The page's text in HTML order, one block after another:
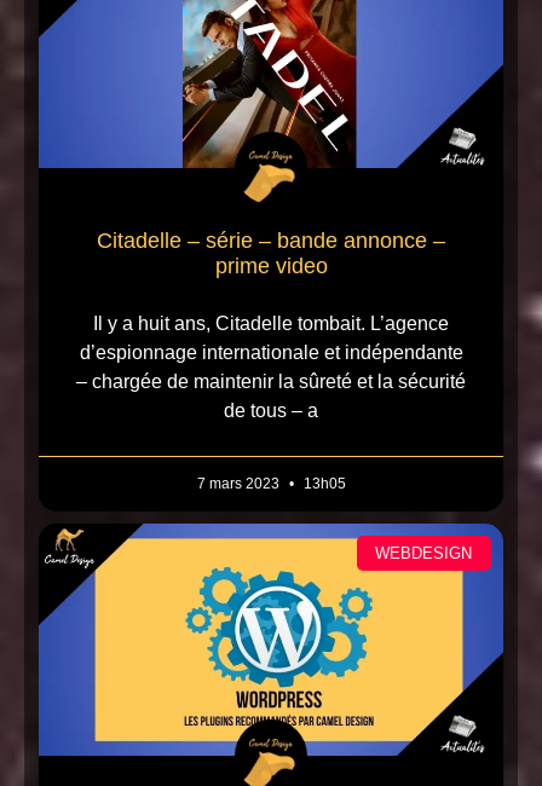
Citadelle – série – bande annonce –
prime video
Il y a huit ans, Citadelle tombait. L’agence
d’espionnage internationale et indépendante
– chargée de maintenir la sûreté et la sécurité
de tous – a
7 mars 2023 13h05
WEBDESIGN